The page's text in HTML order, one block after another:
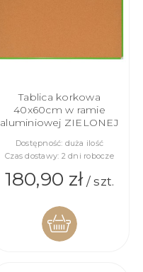
Tablica korkowa
40x60cm w ramie
aluminiowej ZIELONEJ
Dostępność: duża ilość
Czas dostawy: 2 dni robocze
180,90 zł/ szt.